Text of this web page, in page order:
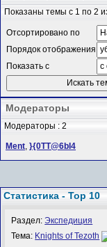
Показаны темы с 1 по 2
Отсортировано по
Порядок отображения
Показать с
Модераторы
Модераторы : 2
Ment, }{0TT@6bI4
Статистика - Top 10
Раздел:Экспедиция
Тема: Knights of Tezoth